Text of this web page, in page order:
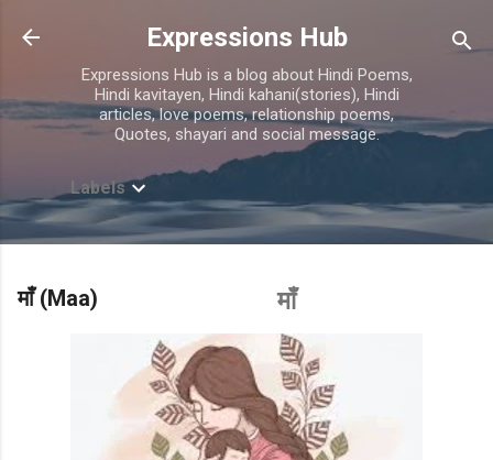
Skip to main content
Expressions Hub
Expressions Hub is a blog about Hindi Poems,
Hindi kavitayen, Hindi kahani(stories), Hindi
articles, love poems, relationship poems,
Quotes, shayari and social message.
Labels
माँ (Maa) माँ